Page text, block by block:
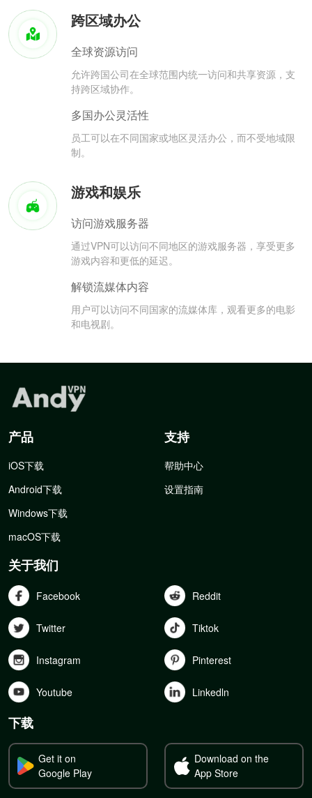
跨区域办公
全球资源访问
允许跨国公司在全球范围内统一访问和共享资源，支
持跨区域协作。
多国办公灵活性
员工可以在不同国家或地区灵活办公，而不受地域限
制。
游戏和娱乐
访问游戏服务器
通过VPN可以访问不同地区的游戏服务器，享受更多
游戏内容和更低的延迟。
解锁流媒体内容
用户可以访问不同国家的流媒体库，观看更多的电影
和电视剧。
产品
iOS下载
Android下载
Windows下载
macOS下载
支持
帮助中心
设置指南
关于我们
Facebook Reddit
Twitter Tiktok
Instagram Pinterest
Youtube Linkedln
下载
Get it on
Google Play
Download on the
App Store